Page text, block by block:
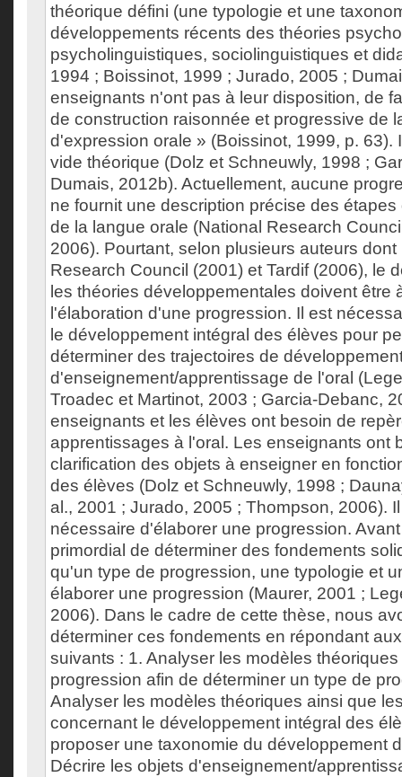
théorique défini (une typologie et une
développements récents des théories
psycholinguistiques, sociolinguistiques et
1994 ; Boissinot, 1999 ; Jurado, 2005 ;
enseignants n'ont pas à leur disposition, de
de construction raisonnée et progressive de
d'expression orale » (Boissinot, 1999, p. 63).
vide théorique (Dolz et Schneuwly, 1998 ;
Dumais, 2012b). Actuellement, aucune
ne fournit une description précise des
de la langue orale (National Research
2006). Pourtant, selon plusieurs auteurs dont
Research Council (2001) et Tardif (2006), le
les théories développementales doivent être
l'élaboration d'une progression. Il est
le développement intégral des élèves pour
déterminer des trajectoires de
d'enseignement/apprentissage de l'oral
Troadec et Martinot, 2003 ; Garcia-Debanc,
enseignants et les élèves ont besoin de
apprentissages à l'oral. Les enseignants ont
clarification des objets à enseigner en
des élèves (Dolz et Schneuwly, 1998 ;
al., 2001 ; Jurado, 2005 ; Thompson, 2006).
nécessaire d'élaborer une progression.
primordial de déterminer des fondements
qu'un type de progression, une typologie et
élaborer une progression (Maurer, 2001 ;
2006). Dans le cadre de cette thèse, nous
déterminer ces fondements en répondant
suivants : 1. Analyser les modèles
progression afin de déterminer un type de
Analyser les modèles théoriques ainsi que
concernant le développement intégral des
proposer une taxonomie du développement
Décrire les objets d'enseignement/